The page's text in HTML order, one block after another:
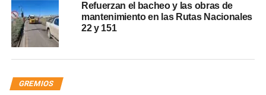
Refuerzan el bacheo y las obras de
mantenimiento en las Rutas Nacionales
22 y 151
GREMIOS